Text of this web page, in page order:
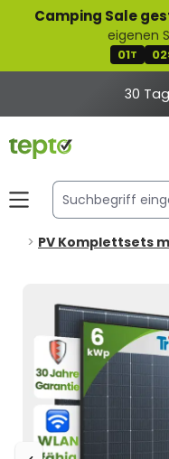
springen
Camping Sale
eigenen
01T 02
30
PV Komplettsets